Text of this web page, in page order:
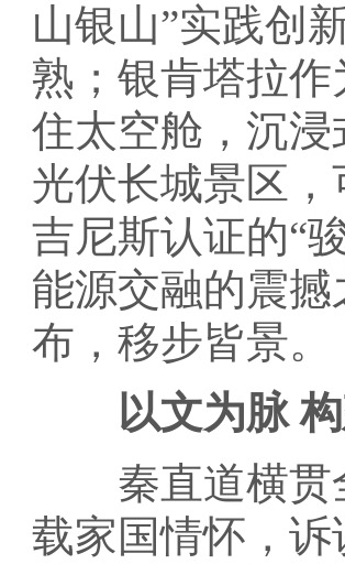
山银山”实践创
熟；银肯塔拉
住太空舱，沉
光伏长城景区
吉尼斯认证的“
能源交融的震
布，移步皆景。
以文为脉 构
秦直道横贯
载家国情怀，